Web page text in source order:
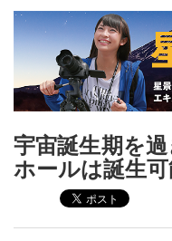
プ
宇宙誕生期を
ホールは誕生